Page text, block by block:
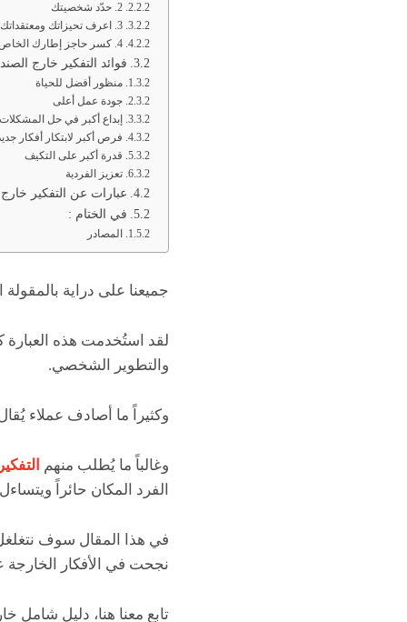
2. حدّد شخصيتك
3. اعرف تحيزاتك ومعتقداتك
4. كسر حاجز إطارك الخاص
فوائد التفكير خارج
منظور أفضل للحياة
جودة عمل أعلى
إبداع أكبر في حل المشكلات
فرص أكبر لابتكار أفكار
قدرة أكبر على التكيف
تعزيز الفردية
عبارات عن التفكير
في الختام :
المصادر
جميعنا على دراية
لقد استُخدمت هذه
والتطوير الشخصي.
وكثيراً ما أصادف عملاء
وغالباً ما يُطلب منهم
الفرد المكان حائراً
في هذا المقال سوف
نجحت في الأفكار
تابع معنا هنا، دليل